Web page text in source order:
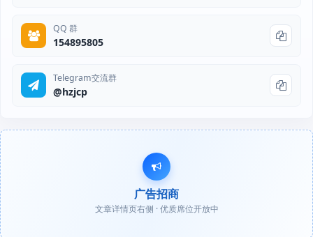
QQ 群
154895805
Telegram交流群
@hzjcp
广告招商
文章详情页右侧 · 优质席位开放中